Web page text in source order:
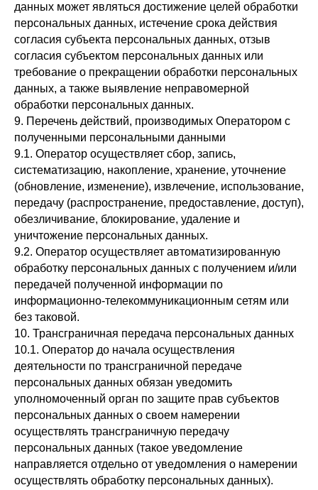
данных может являться достижение целей обработки
персональных данных, истечение срока действия
согласия субъекта персональных данных, отзыв
согласия субъектом персональных данных или
требование о прекращении обработки персональных
данных, а также выявление неправомерной
обработки персональных данных.
9. Перечень действий, производимых Оператором с
полученными персональными данными
9.1. Оператор осуществляет сбор, запись,
систематизацию, накопление, хранение, уточнение
(обновление, изменение), извлечение, использование,
передачу (распространение, предоставление, доступ),
обезличивание, блокирование, удаление и
уничтожение персональных данных.
9.2. Оператор осуществляет автоматизированную
обработку персональных данных с получением и/или
передачей полученной информации по
информационно-телекоммуникационным сетям или
без таковой.
10. Трансграничная передача персональных данных
10.1. Оператор до начала осуществления
деятельности по трансграничной передаче
персональных данных обязан уведомить
уполномоченный орган по защите прав субъектов
персональных данных о своем намерении
осуществлять трансграничную передачу
персональных данных (такое уведомление
направляется отдельно от уведомления о намерении
осуществлять обработку персональных данных).